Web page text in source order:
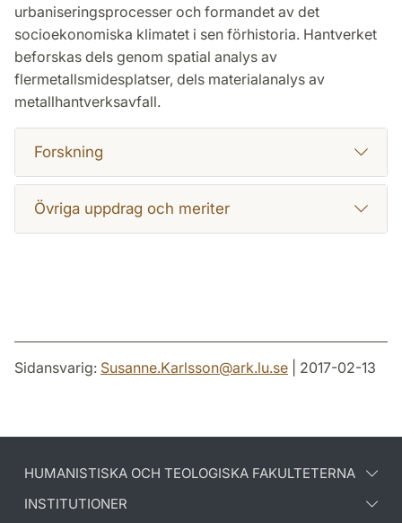
urbaniseringsprocesser och formandet av det
socioekonomiska klimatet i sen förhistoria. Hantverket
beforskas dels genom spatial analys av
flermetallsmidesplatser, dels materialanalys av
metallhantverksavfall.
Forskning
Övriga uppdrag och meriter
Sidansvarig: Susanne.Karlsson@ark.lu.se | 2017-02-13
HUMANISTISKA OCH TEOLOGISKA FAKULTETERNA
INSTITUTIONER